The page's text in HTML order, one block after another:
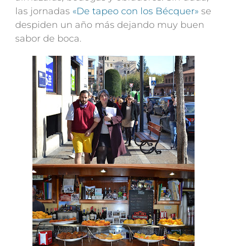
las jornadas «De tapeo con los Bécquer» se
despiden un año más dejando muy buen
sabor de boca.